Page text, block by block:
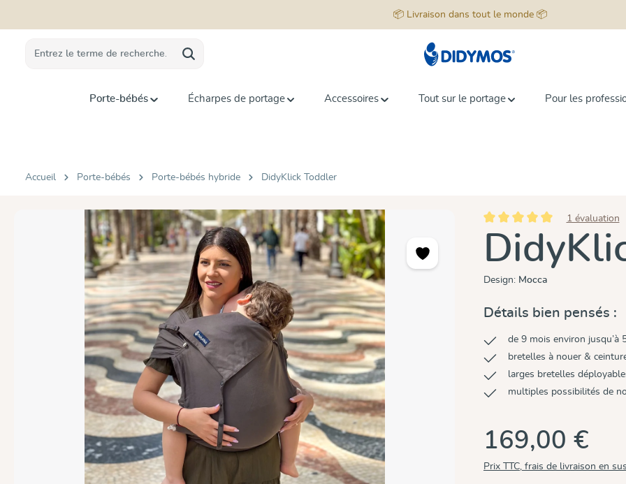
📦 Livraison dans tout le monde 📦
Porte-bébés Écharpes de portage Accessoires Tout sur le portage Pour les
Accueil Porte-bébés Porte-bébés hybride DidyKlick Toddler
Ignorer la galerie d'images
Note moyenne de 5 sur 5 étoiles
1 évaluation
Design: Mocca
Détails bien pensés :
de 9 mois environ jusqu’à
bretelles à nouer &
larges bretelles
multiples possibilités de
169,00 €
Prix TTC, frais de livraison en sus